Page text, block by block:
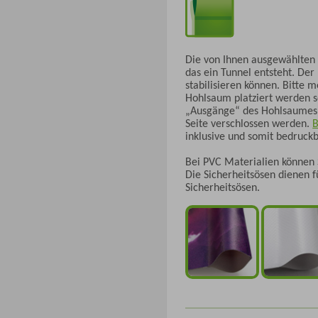
Die von Ihnen
das ein Tunnel entsteht.
stabilisieren können. Bitte
Hohlsaum platziert werden
„Ausgänge“ des
Seite verschlossen werden.
inklusive und somit
Bei PVC Materialien können
Die Sicherheitsösen dienen
Sicherheitsösen.